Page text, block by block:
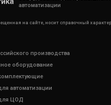
автоматизации
на сайте, носит справочный
производства
оборудование
автоматизации
ЦОД